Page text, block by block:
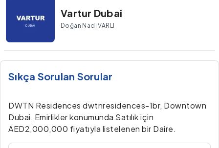
Vartur Dubai
Doğan Nadi VARLI
Sıkça Sorulan Sorular
DWTN Residences dwtnresidences-1br, Downtown
Dubai, Emirlikler konumunda Satılık için
AED2,000,000 fiyatıyla listelenen bir Daire.